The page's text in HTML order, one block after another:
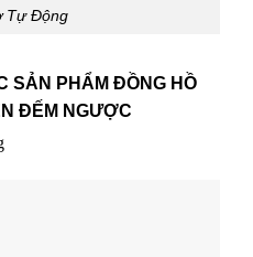
Tự Động
SẢN PHẨM ĐỒNG HỒ
ĐẾM NGƯỢC